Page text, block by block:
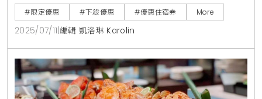
度美食嘉年華。活動預售票已於7月10日正式開賣，現
在購票還能免費兌換超人氣的「台灣海鮮地圖」海報，
讓你秒變海味達人，深入探索台灣的豐富漁獲特色。不
論是想品嘗各地名廚的拿手菜，還是想搶先入手超值優
惠餐券，這場一年一度的味覺盛典你絕對不能錯過。主
#限定優惠 #下殺優惠 #優惠住宿券 More
2025/07/11 編輯 凱洛琳 Karolin